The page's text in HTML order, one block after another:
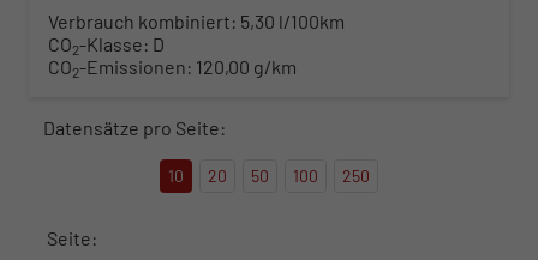
Verbrauch kombiniert: 5,30 l/100km
CO2-Klasse: D
CO2-Emissionen: 120,00 g/km
Datensätze pro Seite:
10 20 50 100 250
Seite: